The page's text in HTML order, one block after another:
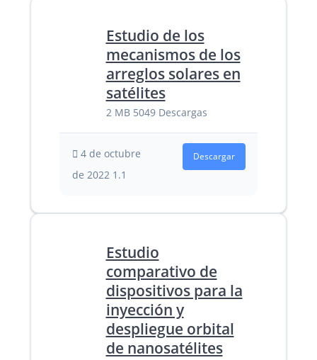
Estudio de los
mecanismos de los
arreglos solares en
satélites
2 MB 5049 Descargas
4 de octubre
de 2022 1.1
Descargar
Estudio
comparativo de
dispositivos para la
inyección y
despliegue orbital
de nanosatélites